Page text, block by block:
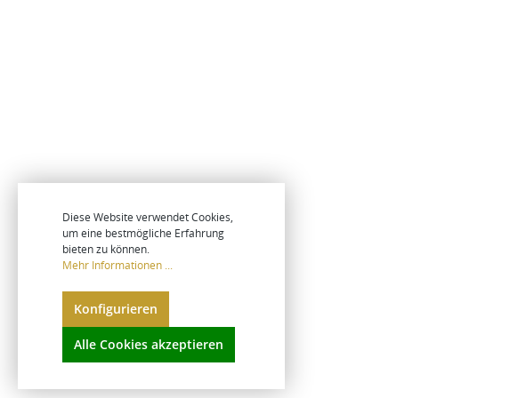
Diese Website verwendet Cookies,
um eine bestmögliche Erfahrung
bieten zu können.
Mehr Informationen ...
Konfigurieren
Alle Cookies akzeptieren